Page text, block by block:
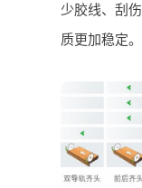
少胶线、刮
质更加稳定。